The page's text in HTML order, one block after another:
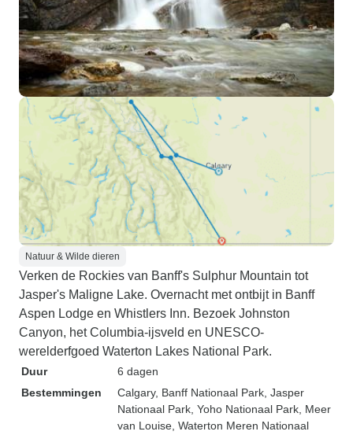
Natuur & Wilde dieren
Verken de Rockies van Banff's Sulphur Mountain tot
Jasper's Maligne Lake. Overnacht met ontbijt in Banff
Aspen Lodge en Whistlers Inn. Bezoek Johnston
Canyon, het Columbia-ijsveld en UNESCO-
werelderfgoed Waterton Lakes National Park.
Duur
6 dagen
Bestemmingen
Calgary, Banff Nationaal Park , Jasper
Nationaal Park , Yoho Nationaal Park , Meer
van Louise , Waterton Meren Nationaal